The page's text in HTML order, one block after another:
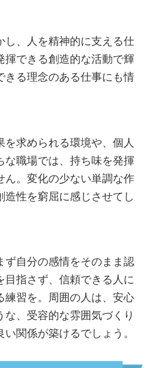
隈
かん界隈
け界隈
トップ界隈
場界隈
隈
隈
ル界隈
隈
隈
ー界隈
し、人を精神的に支える仕
揮できる創造的な活動で輝
きる理念のある仕事にも情
求められる環境や、個人
な職場では、持ち味を発揮
ん。変化の少ない単調な作
性を窮屈に感じさせてし
ず自分の感情をそのまま認
目指さず、信頼できる人に
練習を。周囲の人は、安心
な、受容的な雰囲気づくり
関係が築けるでしょう。